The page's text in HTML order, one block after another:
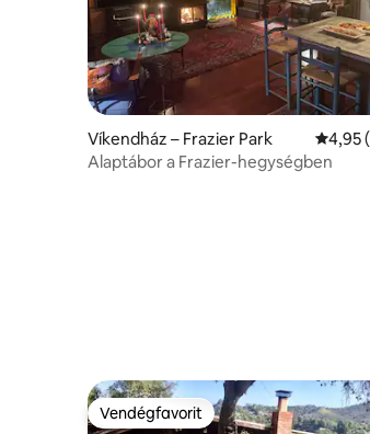
Víkendház – Frazier Park
4,95
Alaptábor a Frazier-hegységben
Vendégfavorit
Vendégfavorit